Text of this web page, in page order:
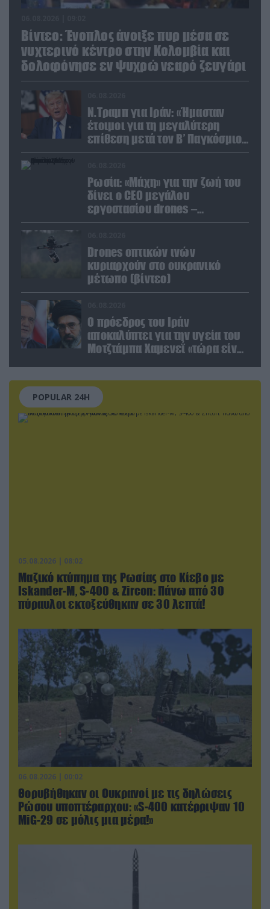
Βίντεο: Ένοπλος άνοιξε πυρ μέσα σε
νυχτερινό κέντρο στην Κολομβία και
δολοφόνησε εν ψυχρώ νεαρό ζευγάρι
Ν.Τραμπ για Ιράν: «Ήμασταν
έτοιμοι για τη μεγαλύτερη
επίθεση μετά τον Β’ Παγκόσμιο
Πόλεμο» (βίντεο)
Ρωσία: «Μάχη» για την ζωή του
δίνει ο CEO μεγάλου
εργοστασίου drones –
Ανατίναξαν το αυτοκίνητό του!
Drones οπτικών ινών
κυριαρχούν στο ουκρανικό
μέτωπο (βίντεο)
Ο πρόεδρος του Ιράν
αποκαλύπτει για την υγεία του
Μοτζτάμπα Χαμενεΐ «τώρα είναι
POPULAR 24H
05.08.2026 | 08:02
Μαζικό κτύπημα της Ρωσίας στο Κίεβο με
Iskander-Μ, S-400 & Zircon: Πάνω από 30
πύραυλοι εκτοξεύθηκαν σε 30 λεπτά!
06.08.2026 | 00:02
Θορυβήθηκαν οι Ουκρανοί με τις δηλώσεις
Ρώσου υποπτέραρχου: «S-400 κατέρριψαν 10
MiG-29 σε μόλις μια μέρα!»